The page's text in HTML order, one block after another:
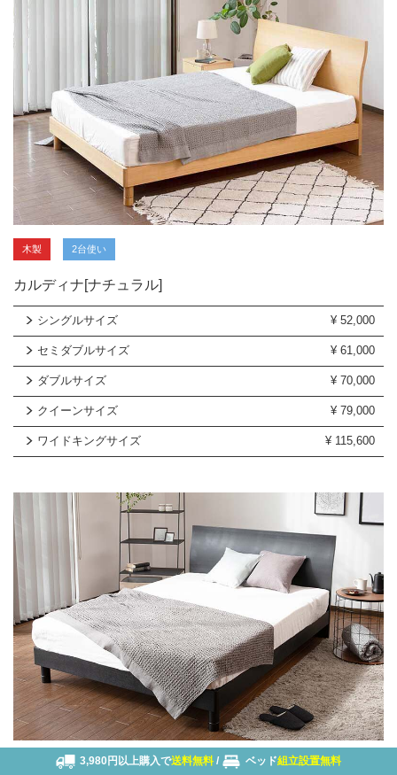
木製 2台使い
カルディナ[ナチュラル]
シングルサイズ ¥ 52,000
セミダブルサイズ ¥ 61,000
ダブルサイズ ¥ 70,000
クイーンサイズ ¥ 79,000
ワイドキングサイズ ¥ 115,600
2台使い
3,980円以上購入で送料無料 / ベッド組立設置無料